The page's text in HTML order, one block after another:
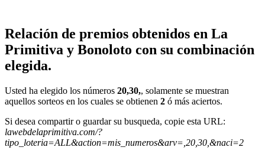
Relación de premios obtenidos en La
Primitiva y Bonoloto con su combinación
elegida.
Usted ha elegido los números 20,30,, solamente se muestran
aquellos sorteos en los cuales se obtienen 2 ó más aciertos.
Si desea compartir o guardar su busqueda, copie esta URL:
lawebdelaprimitiva.com/?
tipo_loteria=ALL&action=mis_numeros&arv=,20,30,&naci=2